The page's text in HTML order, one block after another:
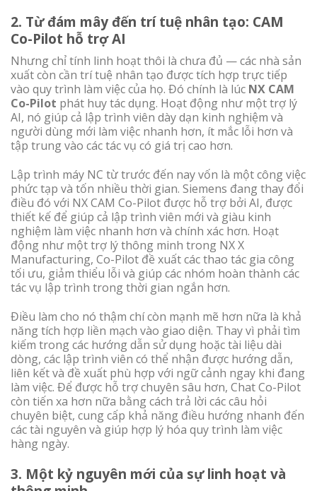
2. Từ đám mây đến trí tuệ nhân tạo: CAM
Co-Pilot hỗ trợ AI
Nhưng chỉ tính linh hoạt thôi là chưa đủ — các nhà sản
xuất còn cần trí tuệ nhân tạo được tích hợp trực tiếp
vào quy trình làm việc của họ. Đó chính là lúc NX CAM
Co-Pilot phát huy tác dụng. Hoạt động như một trợ lý
AI, nó giúp cả lập trình viên dày dạn kinh nghiệm và
người dùng mới làm việc nhanh hơn, ít mắc lỗi hơn và
tập trung vào các tác vụ có giá trị cao hơn.
Lập trình máy NC từ trước đến nay vốn là một công việc
phức tạp và tốn nhiều thời gian. Siemens đang thay đổi
điều đó với NX CAM Co-Pilot được hỗ trợ bởi AI, được
thiết kế để giúp cả lập trình viên mới và giàu kinh
nghiệm làm việc nhanh hơn và chính xác hơn. Hoạt
động như một trợ lý thông minh trong NX X
Manufacturing, Co-Pilot đề xuất các thao tác gia công
tối ưu, giảm thiểu lỗi và giúp các nhóm hoàn thành các
tác vụ lập trình trong thời gian ngắn hơn.
Điều làm cho nó thậm chí còn mạnh mẽ hơn nữa là khả
năng tích hợp liền mạch vào giao diện. Thay vì phải tìm
kiếm trong các hướng dẫn sử dụng hoặc tài liệu dài
dòng, các lập trình viên có thể nhận được hướng dẫn,
liên kết và đề xuất phù hợp với ngữ cảnh ngay khi đang
làm việc. Để được hỗ trợ chuyên sâu hơn, Chat Co-Pilot
còn tiến xa hơn nữa bằng cách trả lời các câu hỏi
chuyên biệt, cung cấp khả năng điều hướng nhanh đến
các tài nguyên và giúp hợp lý hóa quy trình làm việc
hàng ngày.
3. Một kỷ nguyên mới của sự linh hoạt và